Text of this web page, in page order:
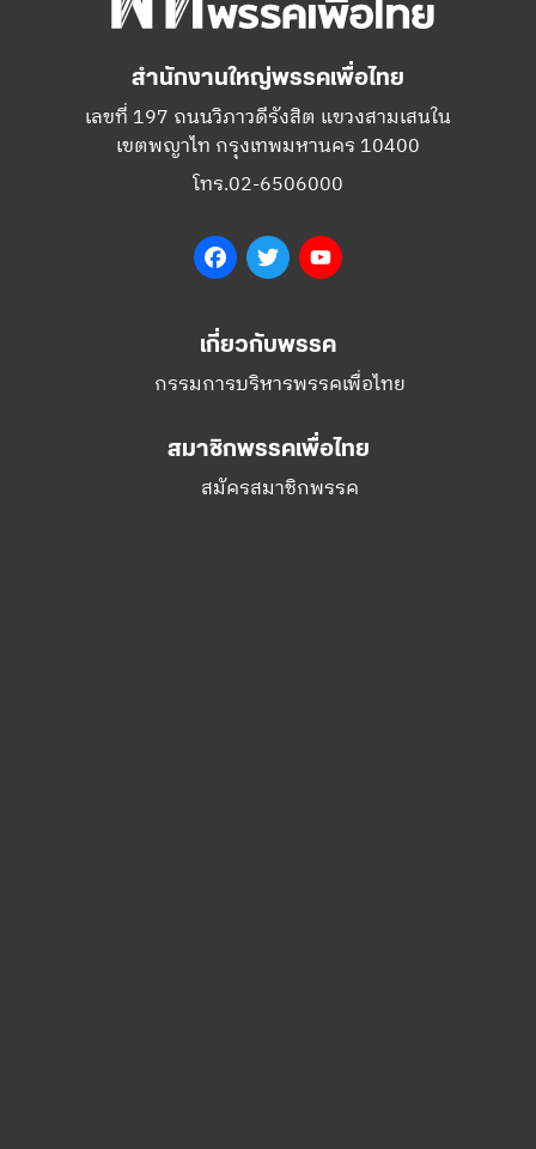
เขตพญาไท กรุงเทพมหานคร 10400
โทร.02-6506000
FacebookTwitterYouTube
กรรมการบริหารพรรคเพื่อไทย
สมาชิกพรรคเพื่อไทย
สมัครสมาชิกพรรค